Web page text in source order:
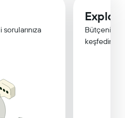
Explore
Bütçenize
keşfedin